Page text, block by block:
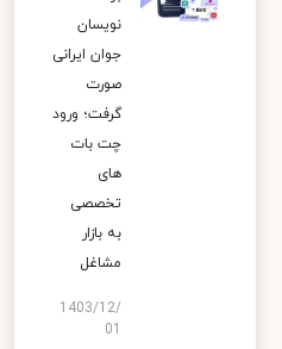
نویسان
جوان ایرانی
صورت
گرفت؛ ورود
چت بات
های
تخصصی
به بازار
مشاغل
1403/12/